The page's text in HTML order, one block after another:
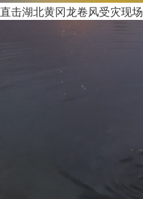
直击湖北黄冈龙卷风受灾现场